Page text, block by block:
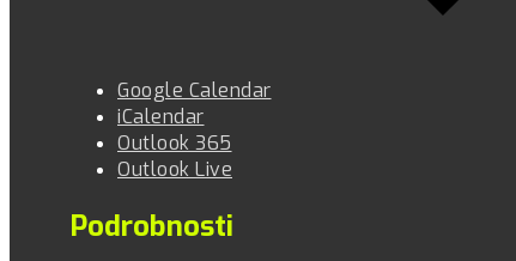
Google Calendar
iCalendar
Outlook 365
Outlook Live
Podrobnosti